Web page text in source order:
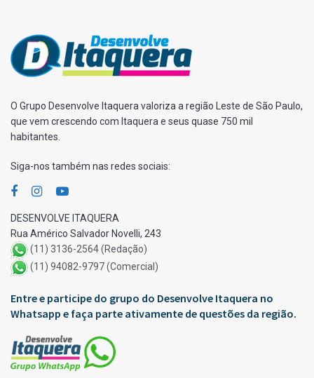
O Grupo Desenvolve Itaquera valoriza a região Leste de São Paulo,
que vem crescendo com Itaquera e seus quase 750 mil
habitantes.
Siga-nos também nas redes sociais:
DESENVOLVE ITAQUERA
Rua Américo Salvador Novelli, 243
(11) 3136-2564 (Redação)
(11) 94082-9797 (Comercial)
Entre e participe do grupo do Desenvolve Itaquera no
Whatsapp e faça parte ativamente de questões da região.